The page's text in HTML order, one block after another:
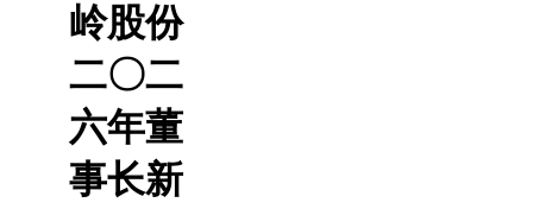
岭股份
二〇二
六年董
事长新